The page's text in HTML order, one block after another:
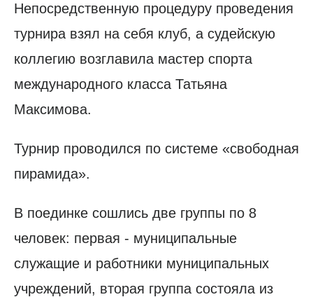
Непосредственную процедуру проведения
турнира взял на себя клуб, а судейскую
коллегию возглавила мастер спорта
международного класса Татьяна
Максимова.
Турнир проводился по системе «свободная
пирамида».
В поединке сошлись две группы по 8
человек: первая - муниципальные
служащие и работники муниципальных
учреждений, вторая группа состояла из